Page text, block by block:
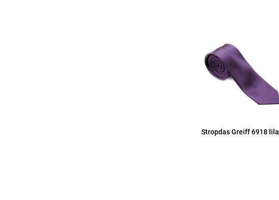
Stropdas Greiff 6918 lila